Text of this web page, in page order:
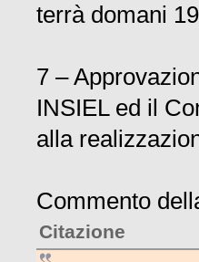
terrà domani
7 –
INSIEL ed il
alla
Commento
Citazione